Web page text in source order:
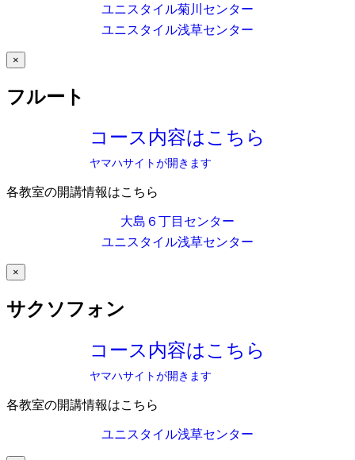
ユニスタイル菊川センター
ユニスタイル浅草センター
×
フルート
コース内容はこちら
ヤマハサイトが開きます
各教室の開講情報はこちら
大島６丁目センター
ユニスタイル浅草センター
×
サクソフォン
コース内容はこちら
ヤマハサイトが開きます
各教室の開講情報はこちら
ユニスタイル浅草センター